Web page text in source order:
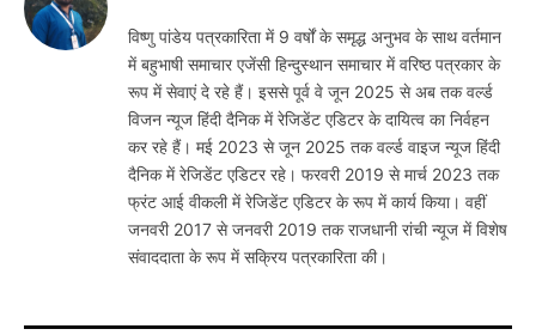
विष्णु पांडेय पत्रकारिता में 9 वर्षों के समृद्ध अनुभव के साथ वर्तमान
में बहुभाषी समाचार एजेंसी हिन्दुस्थान समाचार में वरिष्ठ पत्रकार के
रूप में सेवाएं दे रहे हैं। इससे पूर्व वे जून 2025 से अब तक वर्ल्ड
विजन न्यूज हिंदी दैनिक में रेजिडेंट एडिटर के दायित्व का निर्वहन
कर रहे हैं। मई 2023 से जून 2025 तक वर्ल्ड वाइज न्यूज हिंदी
दैनिक में रेजिडेंट एडिटर रहे। फरवरी 2019 से मार्च 2023 तक
फ्रंट आई वीकली में रेजिडेंट एडिटर के रूप में कार्य किया। वहीं
जनवरी 2017 से जनवरी 2019 तक राजधानी रांची न्यूज में विशेष
संवाददाता के रूप में सक्रिय पत्रकारिता की।